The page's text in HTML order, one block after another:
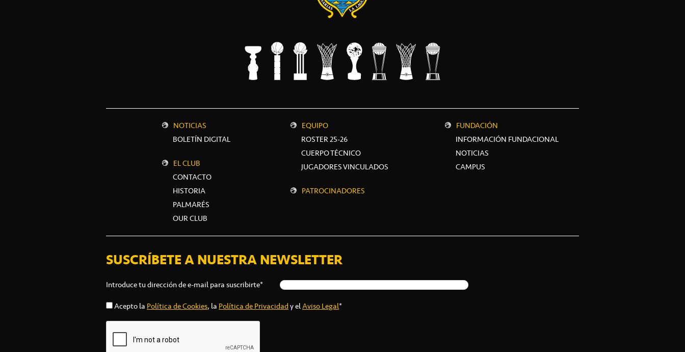
NOTICIAS
BOLETÍN DIGITAL
EL CLUB
CONTACTO
HISTORIA
PALMARÉS
OUR CLUB
EQUIPO
ROSTER 25-26
CUERPO TÉCNICO
JUGADORES VINCULADOS
PATROCINADORES
FUNDACIÓN
INFORMACIÓN FUNDACIONAL
NOTICIAS
CAMPUS
SUSCRÍBETE A NUESTRA NEWSLETTER
Introduce tu dirección de e-mail para suscribirte*
Acepto la Política de Cookies, la Política de Privacidady elAviso Legal*